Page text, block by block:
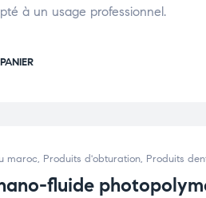
à un usage professionnel.
maroc, Produits d'obturation, Produits
fluide